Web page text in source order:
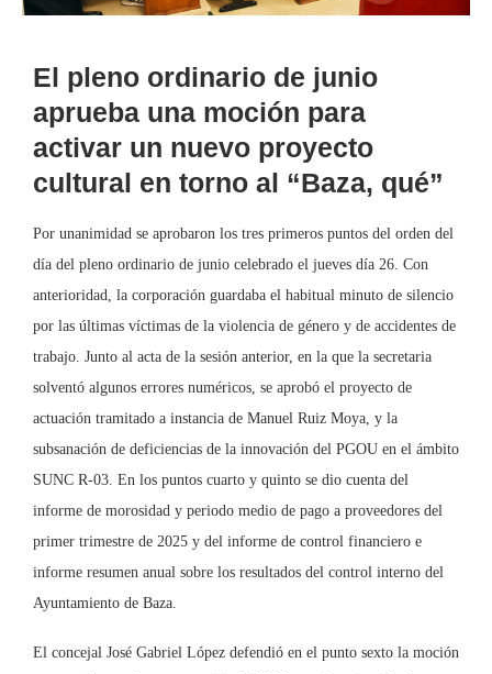
El pleno ordinario de junio
aprueba una moción para
activar un nuevo proyecto
cultural en torno al “Baza, qué”
Por unanimidad se aprobaron los tres primeros puntos del orden del
día del pleno ordinario de junio celebrado el jueves día 26. Con
anterioridad, la corporación guardaba el habitual minuto de silencio
por las últimas víctimas de la violencia de género y de accidentes de
trabajo. Junto al acta de la sesión anterior, en la que la secretaria
solventó algunos errores numéricos, se aprobó el proyecto de
actuación tramitado a instancia de Manuel Ruiz Moya, y la
subsanación de deficiencias de la innovación del PGOU en el ámbito
SUNC R-03. En los puntos cuarto y quinto se dio cuenta del
informe de morosidad y periodo medio de pago a proveedores del
primer trimestre de 2025 y del informe de control financiero e
informe resumen anual sobre los resultados del control interno del
Ayuntamiento de Baza.
El concejal José Gabriel López defendió en el punto sexto la moción